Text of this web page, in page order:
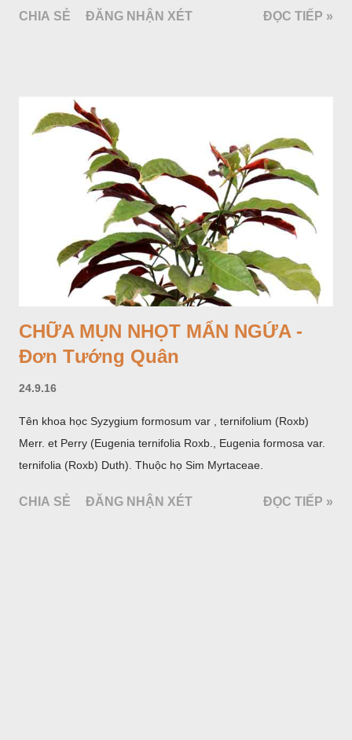
nhạt. Hạt hình trái xoan nhẵn. Mùa hoa quả: tháng 5 – 7.
CHIA SẺ ĐĂNG NHẬN XÉT ĐỌC TIẾP »
CHỮA MỤN NHỌT MẨN NGỨA -
Đơn Tướng Quân
24.9.16
Tên khoa học Syzygium formosum var , ternifolium (Roxb)
Merr. et Perry (Eugenia ternifolia Roxb., Eugenia formosa var.
ternifolia (Roxb) Duth). Thuộc họ Sim Myrtaceae.
CHIA SẺ ĐĂNG NHẬN XÉT ĐỌC TIẾP »